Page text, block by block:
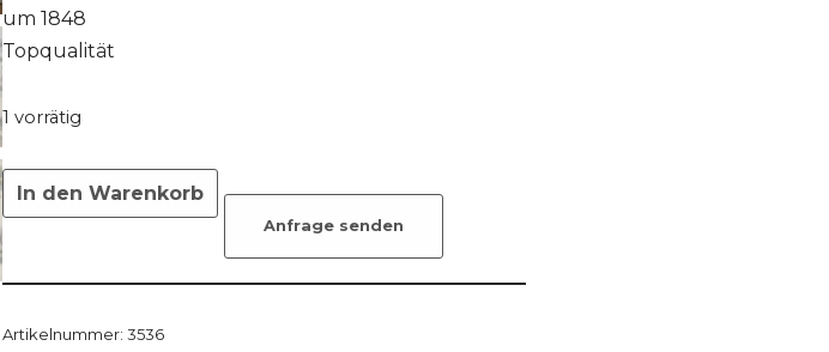
um 1848
Topqualität
1 vorrätig
In den Warenkorb
Anfrage senden
Artikelnummer: 3536